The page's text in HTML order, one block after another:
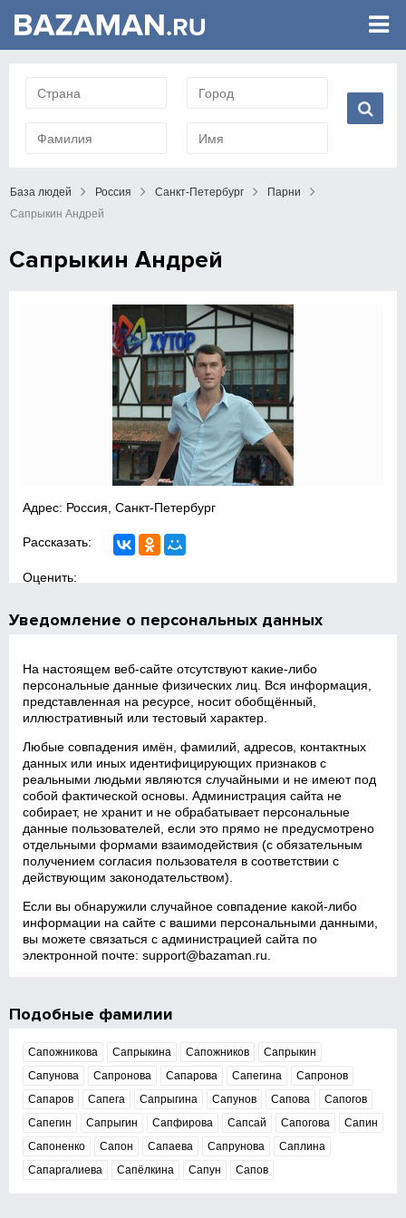
База людей Россия Санкт-Петербург
Парни
Сапрыкин Андрей
Сапрыкин Андрей
Адрес: Россия, Санкт-Петербург
Рассказать:
Оценить:
Уведомление о персональных данных
На настоящем веб‑сайте отсутствуют какие‑либо
персональные данные физических лиц. Вся информация,
представленная на ресурсе, носит обобщённый,
иллюстративный или тестовый характер.
Любые совпадения имён, фамилий, адресов, контактных
данных или иных идентифицирующих признаков с
реальными людьми являются случайными и не имеют под
собой фактической основы. Администрация сайта не
собирает, не хранит и не обрабатывает персональные
данные пользователей, если это прямо не предусмотрено
отдельными формами взаимодействия (с обязательным
получением согласия пользователя в соответствии с
действующим законодательством).
Если вы обнаружили случайное совпадение какой‑либо
информации на сайте с вашими персональными данными,
вы можете связаться с администрацией сайта по
электронной почте:support@bazaman.ru
Подобные фамилии
Сапожникова Сапрыкина Сапожников
Сапрыкин
Сапунова
Сапронова Сапарова Сапегина
Сапронов
Сапаров
Сапега Сапрыгина Сапунов Сапова
Сапогов
Сапегин
Сапрыгин Сапфирова Сапсай Сапогова
Сапин
Сапоненко
Сапон Сапаева Сапрунова
Саплина
Сапаргалиева
Сапёлкина Сапун Сапов